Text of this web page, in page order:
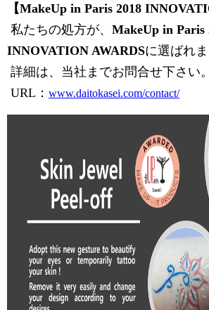
【MakeUp in Paris 2018
私たちの処方が、 MakeUp in Paris
INNOVATION AWARDSに選ばれま
詳細は、当社までお問合せ下さい。
​ URL： www.daitokasei.com/contact/